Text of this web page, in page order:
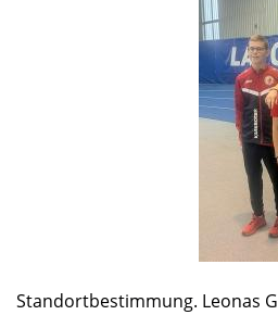
Standortbestimmung. Leonas